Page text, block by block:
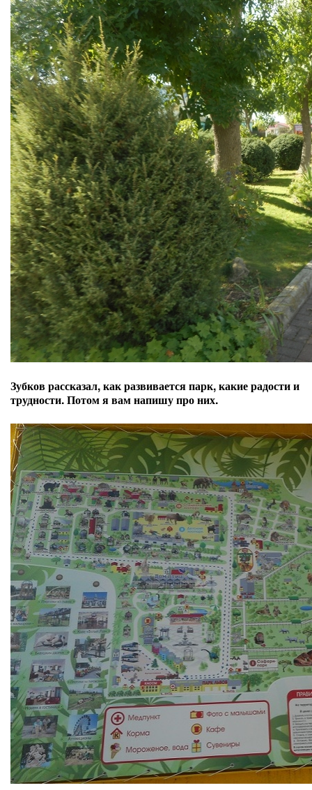
Зубков рассказал, как развивается парк, какие радости и
трудности. Потом я вам напишу про них.